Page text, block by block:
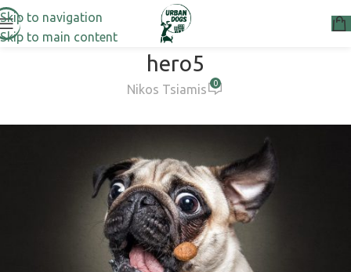
Skip to navigation
Skip to main content
hero5
Nikos Tsiamis 0